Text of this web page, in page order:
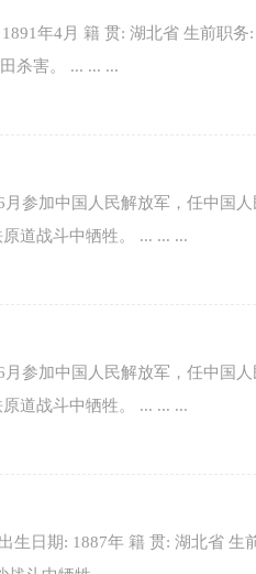
年4月 籍 贯: 湖北省 生前职
杀害。 ... ... ...
月参加中国人民解放军，任中国
道战斗中牺牲。 ... ... ...
月参加中国人民解放军，任中国
道战斗中牺牲。 ... ... ...
生日期: 1887年 籍 贯: 湖北省